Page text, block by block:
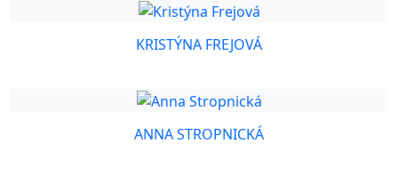
KRISTÝNA FREJOVÁ
ANNA STROPNICKÁ